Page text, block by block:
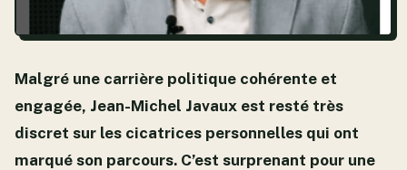
Malgré une carrière politique cohérente et
engagée, Jean-Michel Javaux est resté très
discret sur les cicatrices personnelles qui ont
marqué son parcours. C’est surprenant pour une